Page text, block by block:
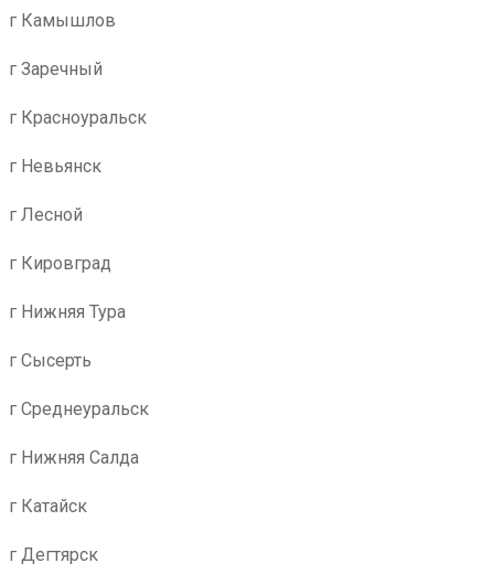
г Камышлов
г Заречный
г Красноуральск
г Невьянск
г Лесной
г Кировград
г Нижняя Тура
г Сысерть
г Среднеуральск
г Нижняя Салда
г Катайск
г Дегтярск